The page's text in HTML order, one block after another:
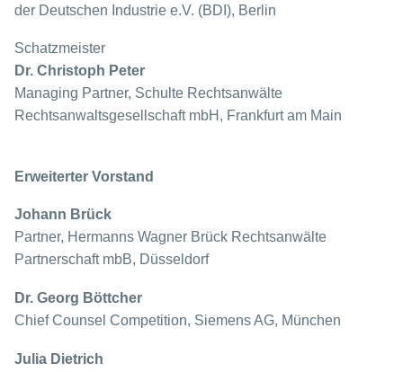
der Deutschen Industrie e.V. (BDI), Berlin
Schatzmeister
Dr. Christoph Peter
Managing Partner, Schulte Rechtsanwälte
Rechtsanwaltsgesellschaft mbH, Frankfurt am Main
Erweiterter Vorstand
Johann Brück
Partner, Hermanns Wagner Brück Rechtsanwälte
Partnerschaft mbB, Düsseldorf
Dr. Georg Böttcher
Chief Counsel Competition, Siemens AG, München
Julia Dietrich